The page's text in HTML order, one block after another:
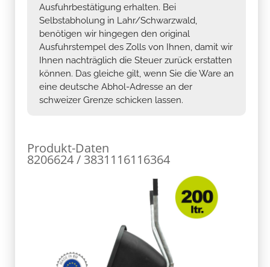
Ausfuhrbestätigung erhalten. Bei
Selbstabholung in Lahr/Schwarzwald,
benötigen wir hingegen den original
Ausfuhrstempel des Zolls von Ihnen, damit wir
Ihnen nachträglich die Steuer zurück erstatten
können. Das gleiche gilt, wenn Sie die Ware an
eine deutsche Abhol-Adresse an der
schweizer Grenze schicken lassen.
Produkt-Daten
8206624 / 3831116116364